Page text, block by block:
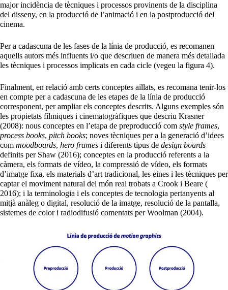
major incidència de tècniques i processos provinents de la disciplina
del disseny, en la producció de l’animació i en la postproducció del
cinema.
Per a cadascuna de les fases de la línia de producció, es recomanen
aquells autors més influents i/o que descriuen de manera més detallada
les tècniques i processos implicats en cada cicle (vegeu la figura 4).
Finalment, en relació amb certs conceptes aïllats, es recomana tenir-los
en compte per a cadascuna de les etapes de la línia de producció
corresponent, per ampliar els conceptes descrits. Alguns exemples són
les propietats fílmiques i cinematogràfiques que descriu Krasner
(2008): nous conceptes en l’etapa de preproducció com style frames,
process books, pitch books; noves tècniques per a la generació d’idees
com moodboards, hero frames i diferents tipus de design boards
definits per Shaw (2016); conceptes en la producció referents a la
càmera, els formats de vídeo, la compressió de vídeo, els formats
d’imatge fixa, els materials d’art tradicional, les eines i les tècniques per
captar el moviment natural del món real trobats a Crook i Beare (
2016); i la terminologia i els conceptes de tecnologia pertanyents al
mitjà anàleg o digital, resolució de la imatge, resolució de la pantalla,
sistemes de color i radiodifusió comentats per Woolman (2004).